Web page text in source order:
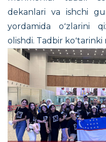
dekanlari va ishchi
yordamida oʻzlarini
olishdi. Tadbir